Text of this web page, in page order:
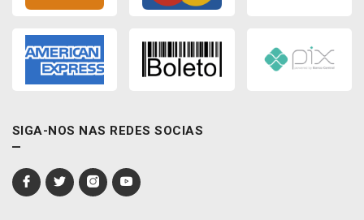
SIGA-NOS NAS REDES SOCIAS